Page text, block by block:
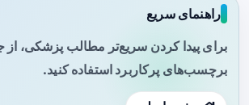
راهنمای سریع
برای پیدا کردن سریع‌تر مطالب پزشکی، از
برچسب‌های پرکاربرد استفاده کنید.